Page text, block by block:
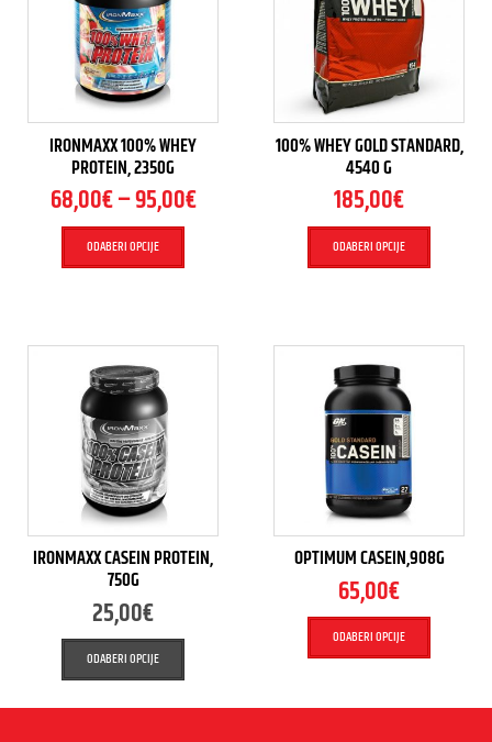
IRONMAXX 100% WHEY
PROTEIN, 2350G
68,00€–95,00€
ODABERI OPCIJE
100% WHEY GOLD STANDARD,
4540 G
185,00€
ODABERI OPCIJE
IRONMAXX CASEIN PROTEIN,
750G
25,00€
ODABERI OPCIJE
OPTIMUM CASEIN,908G
65,00€
ODABERI OPCIJE